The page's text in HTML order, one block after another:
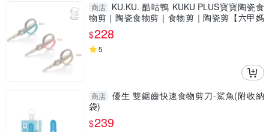
商店
KU.KU. 酷咕鴨 KUKU PLUS寶寶陶瓷食
物剪｜陶瓷食物剪｜食物剪｜陶瓷剪【六甲媽
咪】
$228
5
商店
優生 雙鋸齒快速食物剪刀-鯊魚(附收納
袋)
$239